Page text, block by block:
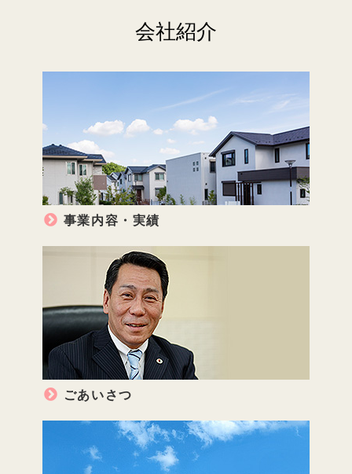
会社紹介
事業内容・実績
ごあいさつ